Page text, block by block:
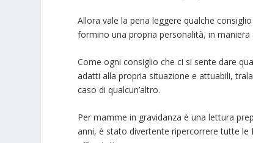
Allora vale la pena leggere qualche
formino una propria personalità, in
Come ogni consiglio che ci si sente dare
adatti alla propria situazione e attuabili,
caso di qualcun’altro.
Per mamme in gravidanza è una lettura
anni, è stato divertente ripercorrere tutte le